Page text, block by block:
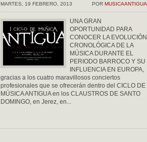
POR MUSICAANTIGUA
MARTES, 19 FEBRERO, 2013
UNA GRAN
OPORTUNIDAD PARA
CONOCER LA EVOLUCIÓN
CRONOLÓGICA DE LA
MÚSICA DURANTE EL
PERIODO BARROCO Y SU
INFLUENCIA EN EUROPA,
gracias a los cuatro maravillosos conciertos
profesionales que se ofrecerán dentro del CICLO DE
MÚSICA ANTIGUA en los CLAUSTROS DE SANTO
DOMINGO, en Jerez, en...